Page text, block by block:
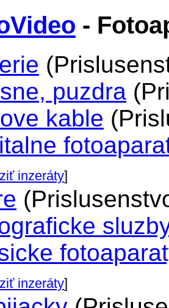
-
puzdra
kable
inzeráty]
inzeráty]